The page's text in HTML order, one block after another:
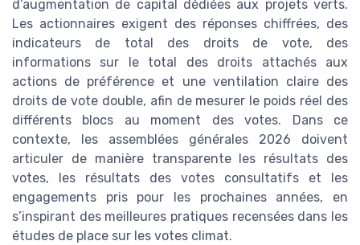
d’augmentation de capital dédiées aux projets verts.
Les actionnaires exigent des réponses chiffrées, des
indicateurs de total des droits de vote, des
informations sur le total des droits attachés aux
actions de préférence et une ventilation claire des
droits de vote double, afin de mesurer le poids réel des
différents blocs au moment des votes. Dans ce
contexte, les assemblées générales 2026 doivent
articuler de manière transparente les résultats des
votes, les résultats des votes consultatifs et les
engagements pris pour les prochaines années, en
s’inspirant des meilleures pratiques recensées dans les
études de place sur les votes climat.